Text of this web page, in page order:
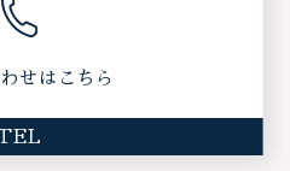
せはこちら